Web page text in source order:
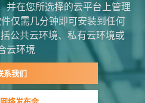
并在您所选择的云平台上管理
仅需几分钟即可安装到任何
公共云环境、私有云环境或
云环境
系我们